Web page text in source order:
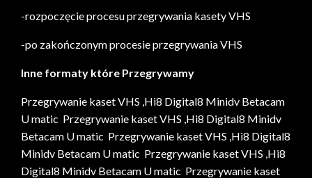
-rozpoczęcie procesu przegrywania kasety VHS
-po zakończonym procesie przegrywania VHS
Inne formaty które Przegrywamy
Przegrywanie kaset VHS ,Hi8 Digital8 Minidv Betacam
U matic Przegrywanie kaset VHS ,Hi8 Digital8 Minidv
Betacam U matic Przegrywanie kaset VHS ,Hi8 Digital8
Minidv Betacam U matic Przegrywanie kaset VHS ,Hi8
Digital8 Minidv Betacam U matic Przegrywanie kaset